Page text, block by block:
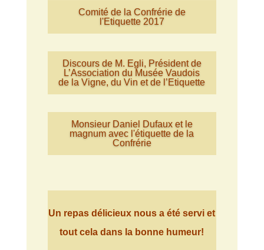
Comité de la Confrérie de
l'Etiquette 2017
Discours de M. Egli, Président de
L’Association du Musée Vaudois
de la Vigne, du Vin et de l’Etiquette
Monsieur Daniel Dufaux et le
magnum avec l'étiquette de la
Confrérie
Un repas délicieux nous a été servi et
tout cela dans la bonne humeur!